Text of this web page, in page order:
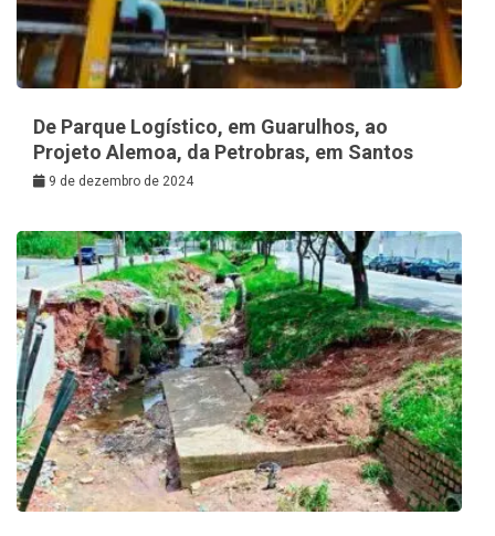
De Parque Logístico, em Guarulhos, ao
Projeto Alemoa, da Petrobras, em Santos
9 de dezembro de 2024